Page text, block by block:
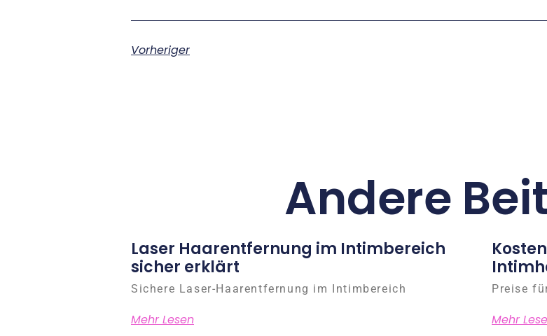
Vorheriger
Andere
Laser Haarentfernung im Intimbereich
sicher erklärt
Sichere Laser-Haarentfernung im Intimbereich
Mehr Lesen
Preise
Mehr